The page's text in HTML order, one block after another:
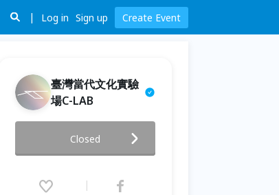
Log in Sign up Create Event
臺灣當代文化實驗
場C-LAB
2024.07.20 (Sat) 14:00 - 16:00
Closed